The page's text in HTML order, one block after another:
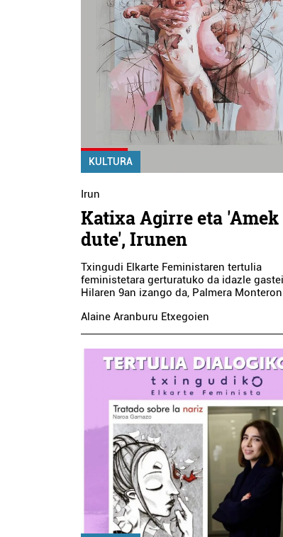
KULTURA
Irun
Katixa Agirre eta 'Amek
dute', Irunen
Txingudi Elkarte Feministaren tertulia
feministetara gerturatuko da idazle
Hilaren 9an izango da, Palmera
Alaine Aranburu Etxegoien
Ostalaritza
CROISSANTERIA
Pasaia